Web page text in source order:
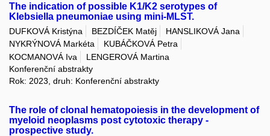
The indication of possible K1/K2 serotypes of
Klebsiella pneumoniae using mini-MLST.
DUFKOVÁ Kristýna BEZDÍČEK Matěj
HANSLIKOVÁ Jana
NYKRÝNOVÁ Markéta
KUBÁČKOVÁ Petra
KOCMANOVÁ Iva
LENGEROVÁ Martina
Konferenční abstrakty
Rok: 2023, druh: Konferenční abstrakty
The role of clonal hematopoiesis in the development of
myeloid neoplasms post cytotoxic therapy -
prospective study.